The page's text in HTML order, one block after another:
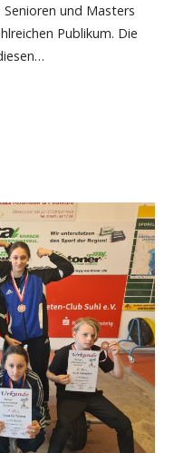
Senioren und Masters
Publikum. Die